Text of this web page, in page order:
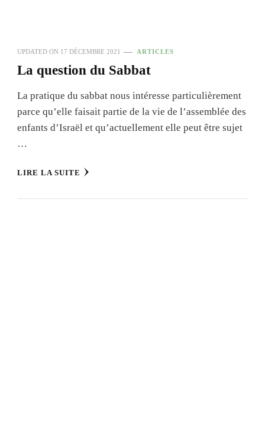
UPDATED ON 17 DÉCEMBRE 2021 ARTICLES
La question du Sabbat
La pratique du sabbat nous intéresse particulièrement
parce qu’elle faisait partie de la vie de l’assemblée des
enfants d’Israël et qu’actuellement elle peut être sujet
…
LIRE LA SUITE